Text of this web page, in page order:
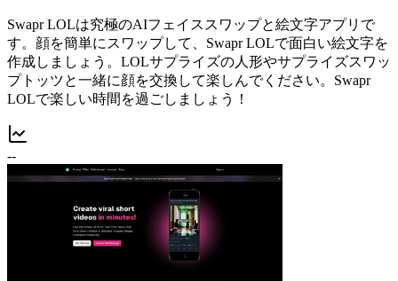
Swapr LOLは究極のAIフェイススワップと絵文字アプリで
す。顔を簡単にスワップして、Swapr LOLで面白い絵文字を
作成しましょう。LOLサプライズの人形やサプライズスワッ
プトッツと一緒に顔を交換して楽しんでください。Swapr
LOLで楽しい時間を過ごしましょう！
--